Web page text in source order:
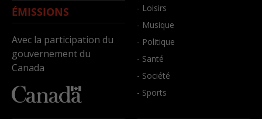
ÉMISSIONS
Avec la participation du
gouvernement du
Canada
- Loisirs
- Musique
- Politique
- Santé
- Société
- Sports